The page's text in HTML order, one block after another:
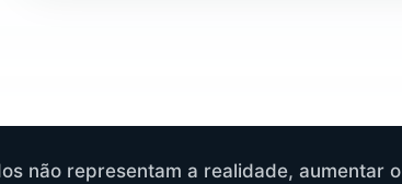
não representam a realidade, aumentar o